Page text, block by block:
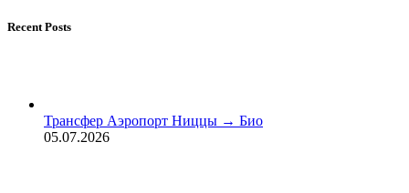
Recent Posts
Трансфер Аэропорт Ниццы → Био
05.07.2026